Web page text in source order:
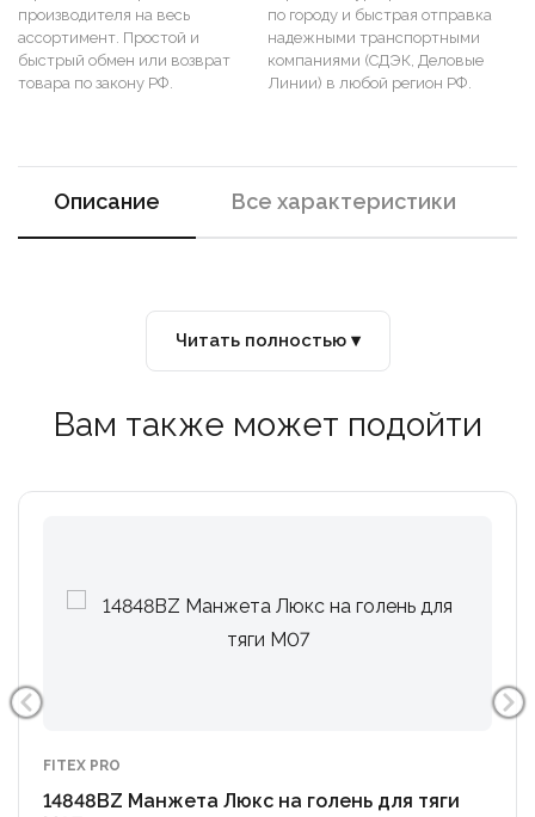
производителя на весь
ассортимент. Простой и
быстрый обмен или возврат
товара по закону РФ.
по городу и быстрая отправка
надежными транспортными
компаниями (СДЭК, Деловые
Линии) в любой регион РФ.
Описание Все характеристики
Читать полностью ▾
Вам также может подойти
FITEX PRO
14848BZ Манжета Люкс на голень для тяги